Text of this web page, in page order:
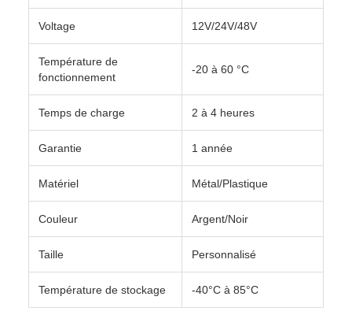
Voltage 12V/24V/48V
Température de
fonctionnement
-20 à 60 °C
Temps de charge 2 à 4 heures
Garantie 1 année
Matériel Métal/Plastique
Couleur Argent/Noir
Taille Personnalisé
Température de stockage -40°C à 85°C